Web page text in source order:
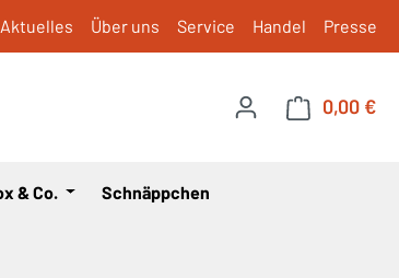
Aktuelles Über uns Service Handel Presse
0,00 €
& Co. Schnäppchen